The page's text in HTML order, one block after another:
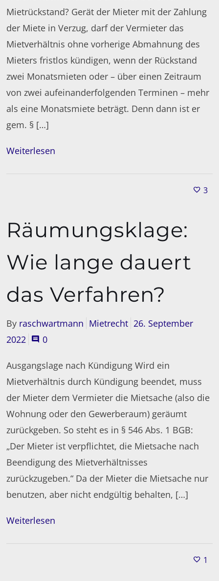
Mietrückstand? Gerät der Mieter mit der Zahlung
der Miete in Verzug, darf der Vermieter das
Mietverhältnis ohne vorherige Abmahnung des
Mieters fristlos kündigen, wenn der Rückstand
zwei Monatsmieten oder – über einen Zeitraum
von zwei aufeinanderfolgenden Terminen – mehr
als eine Monatsmiete beträgt. Denn dann ist er
gem. § […]
Weiterlesen
3
Räumungsklage:
Wie lange dauert
das Verfahren?
By raschwartmann Mietrecht 26. September
2022
0
Ausgangslage nach Kündigung Wird ein
Mietverhältnis durch Kündigung beendet, muss
der Mieter dem Vermieter die Mietsache (also die
Wohnung oder den Gewerberaum) geräumt
zurückgeben. So steht es in § 546 Abs. 1 BGB:
„Der Mieter ist verpflichtet, die Mietsache nach
Beendigung des Mietverhältnisses
zurückzugeben.“ Da der Mieter die Mietsache nur
benutzen, aber nicht endgültig behalten, […]
Weiterlesen
1